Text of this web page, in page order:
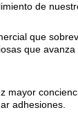
de
que
que
mayor
adhesiones.